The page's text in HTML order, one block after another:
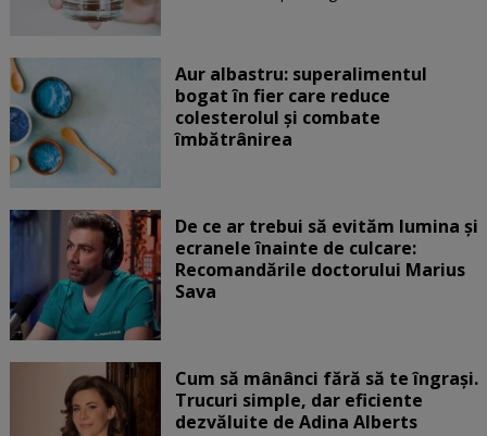
Aur albastru: superalimentul
bogat în fier care reduce
colesterolul și combate
îmbătrânirea
De ce ar trebui să evităm lumina și
ecranele înainte de culcare:
Recomandările doctorului Marius
Sava
Cum să mânânci fără să te îngrași.
Trucuri simple, dar eficiente
dezvăluite de Adina Alberts